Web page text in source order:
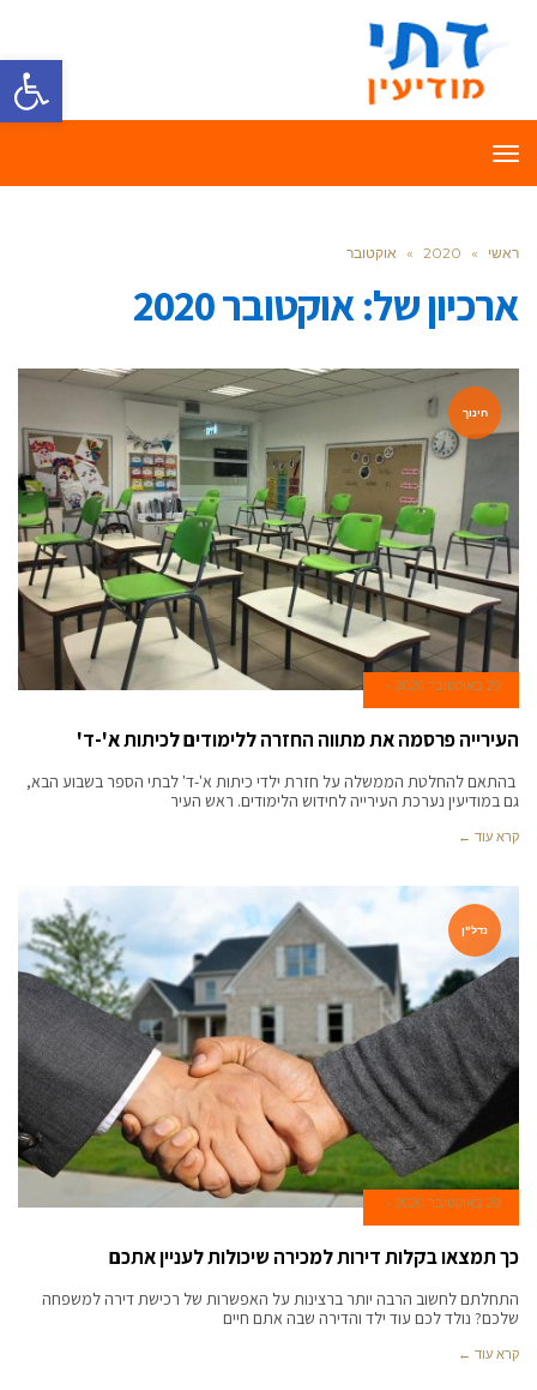
פתח
תפריט
ראשי »
2020
» אוקטובר
ארכיון של:אוקטובר 2020
חינוך
29 באוקטובר 2020
העירייה פרסמה את מתווה החזרה ללימודים לכיתות א'-ד'
בהתאם להחלטת הממשלה על חזרת ילדי כיתות א'-ד' לבתי הספר בשבוע הבא,
גם במודיעין נערכת העירייה לחידוש הלימודים. ראש העיר
קרא עוד ←
נדל"ן
29 באוקטובר 2020
כך תמצאו בקלות דירות למכירה שיכולות לעניין אתכם
התחלתם לחשוב הרבה יותר ברצינות על האפשרות של רכישת דירה למשפחה
שלכם? נולד לכם עוד ילד והדירה שבה אתם חיים
קרא עוד ←